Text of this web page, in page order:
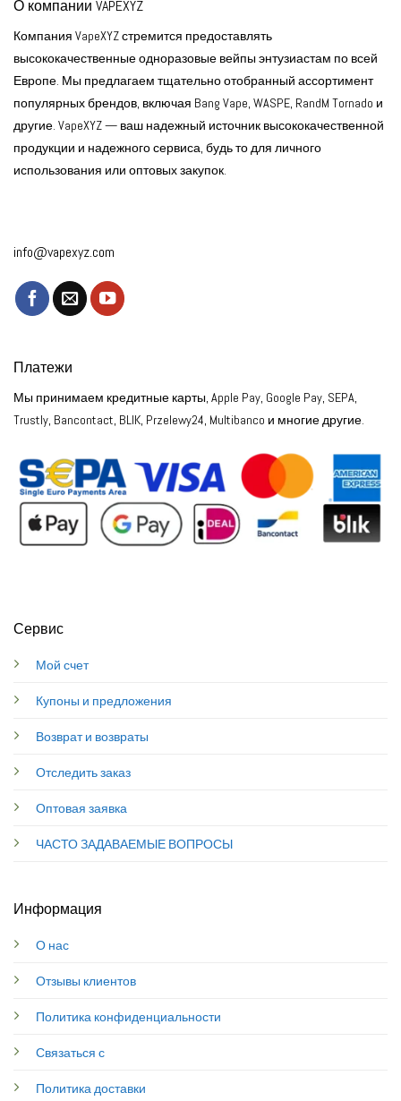
О компании VAPEXYZ
Компания VapeXYZ стремится предоставлять
высококачественные одноразовые вейпы энтузиастам по всей
Европе. Мы предлагаем тщательно отобранный ассортимент
популярных брендов, включая Bang Vape, WASPE, RandM Tornado и
другие. VapeXYZ — ваш надежный источник высококачественной
продукции и надежного сервиса, будь то для личного
использования или оптовых закупок.
info@vapexyz.com
Сервис
Мой счет
Купоны и предложения
Возврат и возвраты
Отследить заказ
Оптовая заявка
ЧАСТО ЗАДАВАЕМЫЕ ВОПРОСЫ
Информация
О нас
Отзывы клиентов
Политика конфиденциальности
Связаться с
Политика доставки
Платежи
Мы принимаем кредитные карты, Apple Pay, Google Pay, SEPA,
Trustly, Bancontact, BLIK, Przelewy24, Multibanco и многие другие.